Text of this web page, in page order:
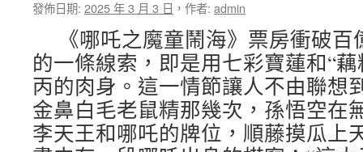
發佈日期: 2025 年 3 月 3 日 ， 作者: admin
《哪吒之魔童鬧海》票房衝破
的一條線索，即是用七彩寶蓮和“
丙的肉身。這一情節讓人不由聯想
金鼻白毛老鼠精那幾次，孫悟空在
李天王和哪吒的牌位，順藤摸瓜上